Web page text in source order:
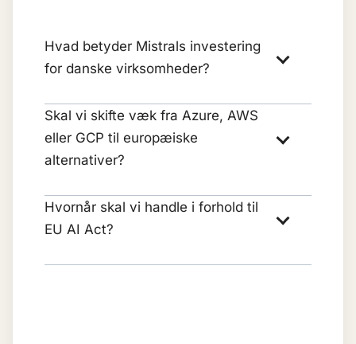
Hvad betyder Mistrals investering
for danske virksomheder?
Skal vi skifte væk fra Azure, AWS
eller GCP til europæiske
alternativer?
Hvornår skal vi handle i forhold til
EU AI Act?